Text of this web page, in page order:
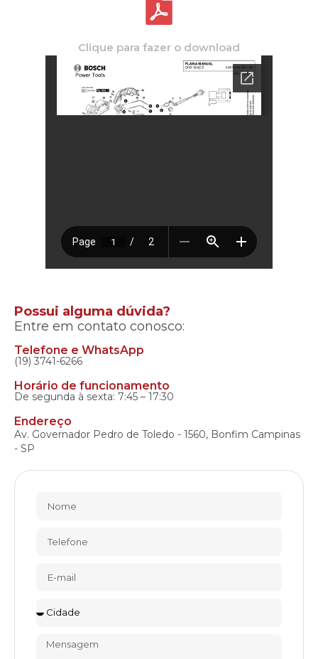
Clique para fazer o download
Possui alguma dúvida?
Entre em contato conosco:
Telefone e WhatsApp
(19) 3741-6266
Horário de funcionamento
De segunda à sexta: 7:45 – 17:30
Endereço
Av. Governador Pedro de Toledo - 1560, Bonfim Campinas
- SP